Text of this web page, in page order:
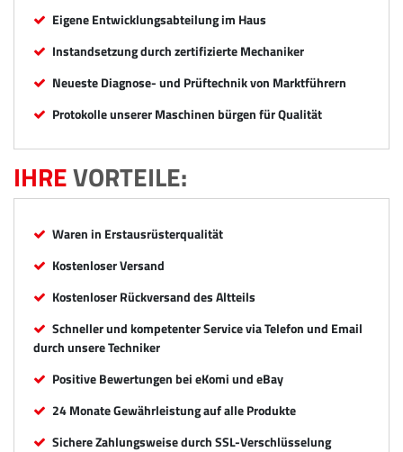
Eigene Entwicklungsabteilung im Haus
Instandsetzung durch zertifizierte Mechaniker
Neueste Diagnose- und Prüftechnik von Marktführern
Protokolle unserer Maschinen bürgen für Qualität
IHREVORTEILE:
Waren in Erstausrüsterqualität
Kostenloser Versand
Kostenloser Rückversand des Altteils
Schneller und kompetenter Service via Telefon und Email
durch unsere Techniker
Positive Bewertungen bei eKomi und eBay
24 Monate Gewährleistung auf alle Produkte
Sichere Zahlungsweise durch SSL-Verschlüsselung